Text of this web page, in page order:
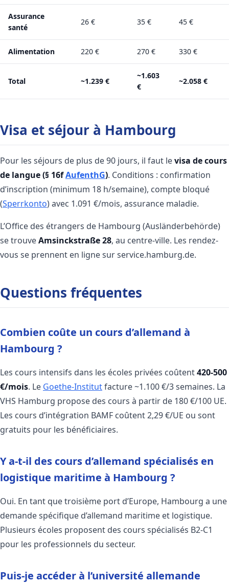
Assurance
santé
26 € 35 € 45 €
Alimentation 220 € 270 € 330 €
Total ~1.239 €
~1.603
€
~2.058 €
Visa et séjour à Hambourg
Pour les séjours de plus de 90 jours, il faut levisa de cours
de langue (§ 16fAufenthG). Conditions : confirmation
d’inscription (minimum 18 h/semaine), compte bloqué
(Sperrkonto) avec 1.091 €/mois, assurance maladie.
L’Office des étrangers de Hambourg (Ausländerbehörde)
se trouveAmsinckstraße 28, au centre-ville. Les rendez-
vous se prennent en ligne sur service.hamburg.de.
Questions fréquentes
Combien coûte un cours d’allemand à
Hambourg ?
Les cours intensifs dans les écoles privées coûtent420-500
€/mois. Le Goethe-Institutfacture ~1.100 €/3 semaines. La
VHS Hamburg propose des cours à partir de 180 €/100 UE.
Les cours d’intégration BAMF coûtent 2,29 €/UE ou sont
gratuits pour les bénéficiaires.
Y a-t-il des cours d’allemand spécialisés en
logistique maritime à Hambourg ?
Oui. En tant que troisième port d’Europe, Hambourg a une
demande spécifique d’allemand maritime et logistique.
Plusieurs écoles proposent des cours spécialisés B2-C1
pour les professionnels du secteur.
Puis-je accéder à l’université allemande